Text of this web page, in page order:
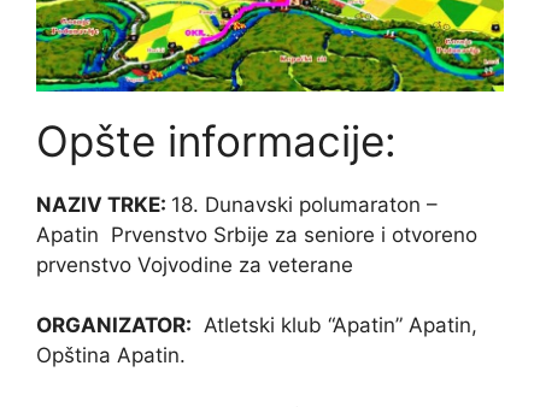
Opšte informacije:
NAZIV TRKE: 18. Dunavski polumaraton –
Apatin Prvenstvo Srbije za seniore i otvoreno
prvenstvo Vojvodine za veterane
ORGANIZATOR: Atletski klub “Apatin” Apatin,
Opština Apatin.